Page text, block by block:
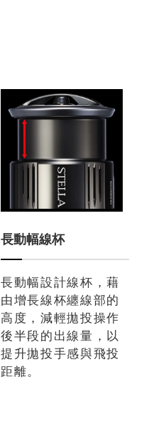
長動幅線杯
長動幅設計線杯，藉
由增長線杯纏線部的
高度，減輕拋投操作
後半段的出線量，以
提升拋投手感與飛投
距離。